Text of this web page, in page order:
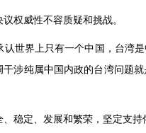
权威性不容质疑和挑战。
世界上只有一个中国，台湾
干涉纯属中国内政的台湾问题
稳定、发展和繁荣，坚定支